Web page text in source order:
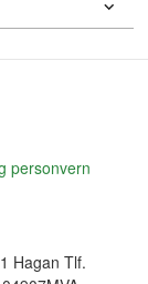
personvern
Hagan Tlf.